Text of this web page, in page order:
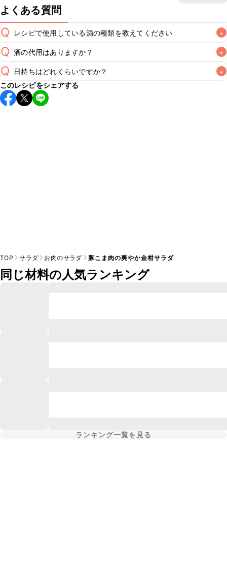
よくある質問
Q レシピで使用している酒の種類を教えてください +
A
Q 酒の代用はありますか？ +
A
Q 日持ちはどれくらいですか？ +
保存期間は冷蔵で当日中が目安です。なるべくお早めにお召
し上がりください。
このレシピをシェアする
TOP サラダ お肉のサラダ 豚こま肉の爽やか金柑サラダ
同じ材料の人気ランキング
ランキング一覧を見る